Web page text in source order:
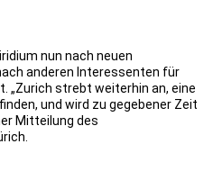
nun nach neuen
anderen Interessenten für
„Zurich strebt weiterhin an, eine
und wird zu gegebener Zeit
Mitteilung des